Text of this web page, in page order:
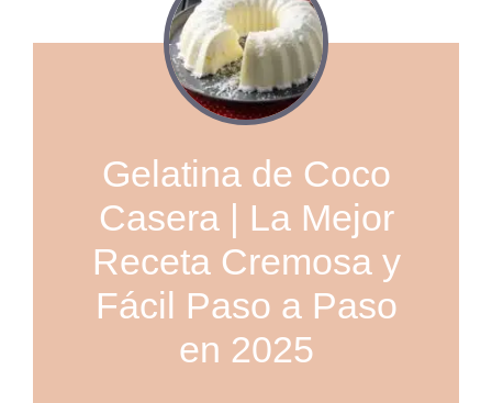
Gelatina de Coco
Casera | La Mejor
Receta Cremosa y
Fácil Paso a Paso
en 2025